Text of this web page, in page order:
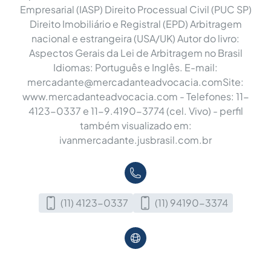
Empresarial (IASP) Direito Processual Civil (PUC SP)
Direito Imobiliário e Registral (EPD) Arbitragem
nacional e estrangeira (USA/UK) Autor do livro:
Aspectos Gerais da Lei de Arbitragem no Brasil
Idiomas: Português e Inglês. E-mail:
mercadante@mercadanteadvocacia.comSite:
www.mercadanteadvocacia.com - Telefones: 11-
4123-0337 e 11-9.4190-3774 (cel. Vivo) - perfil
também visualizado em:
ivanmercadante.jusbrasil.com.br
(11) 4123-0337 (11) 94190-3374